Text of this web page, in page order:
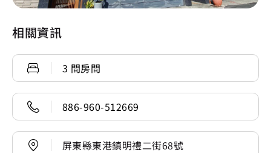
相關資訊
3 間房間
886-960-512669
屏東縣東港鎮明禮二街68號